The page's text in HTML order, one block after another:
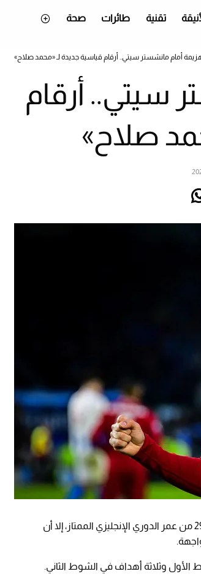
تقنية طائرات صحة
أمام مانشستر سيتي.. أرقام قياسية جديدة لـ «محمد صلاح»
سيتي.. أرقام
صلاح»
رغم هزيمة ليفربول بأربعة أهداف لهدف أمام مانشستر سيتي في الجولة 29 من عمر الدوري الإنجليزي الممتاز، إلا أن
وثلاثة أهداف في الشوط الثاني.